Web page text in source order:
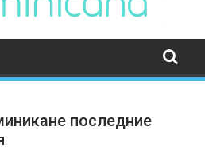
последние